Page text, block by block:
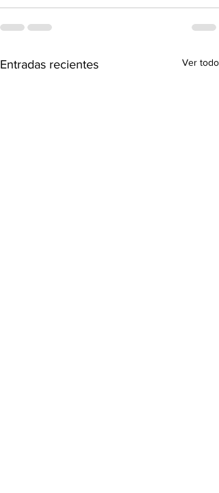
Entradas recientes Ver todo